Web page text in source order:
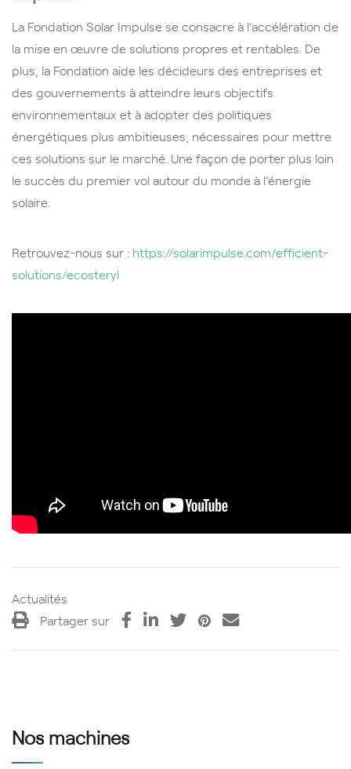
La Fondation Solar Impulse se consacre à l’accélération de
la mise en œuvre de solutions propres et rentables. De
plus, la Fondation aide les décideurs des entreprises et
des gouvernements à atteindre leurs objectifs
environnementaux et à adopter des politiques
énergétiques plus ambitieuses, nécessaires pour mettre
ces solutions sur le marché. Une façon de porter plus loin
le succès du premier vol autour du monde à l’énergie
solaire.
Retrouvez-nous sur : https://solarimpulse.com/efficient-
solutions/ecosteryl
Actualités
Partager sur
Nos machines